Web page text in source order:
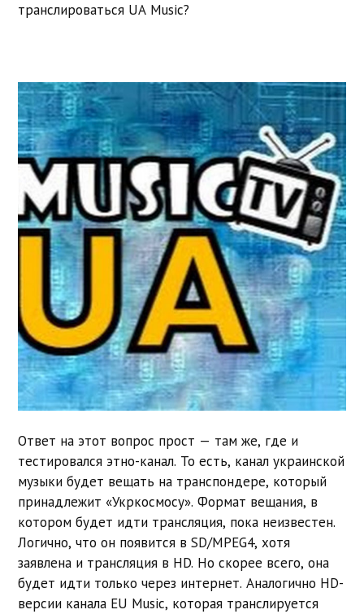
транслироваться UA Music?
Ответ на этот вопрос прост — там же, где и
тестировался этно-канал. То есть, канал украинской
музыки будет вещать на транспондере, который
принадлежит «Укркосмосу». Формат вещания, в
котором будет идти трансляция, пока неизвестен.
Логично, что он появится в SD/MPEG4, хотя
заявлена и трансляция в HD. Но скорее всего, она
будет идти только через интернет. Аналогично HD-
версии канала EU Music, которая транслируется